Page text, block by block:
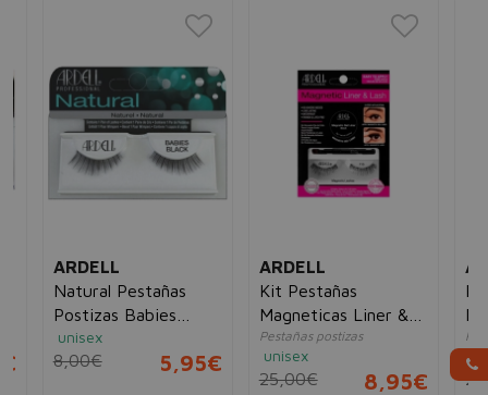
ARDELL
Natural Pestañas
Postizas Babies
Black
unisex
8,00€ 5,95€
ARDELL
Kit Pestañas
Magneticas Liner &
Lash 110
Pestañas postizas
unisex
25,00€ 8,95€